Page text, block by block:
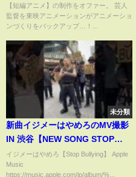
【短編アニメ】の制作をオファー。 芸人
監督を東映アニメーションがアニメーショ
ンづくりをバックアップ…！...
未分類
新曲イジメーはやめろのMV撮影
IN 渋谷【NEW SONG STOP
BULLYING MUSIC VIDEO
イジメーはやめろ【Stop Bullying】 Apple
Music
https://music.apple.com/jp/album/%...